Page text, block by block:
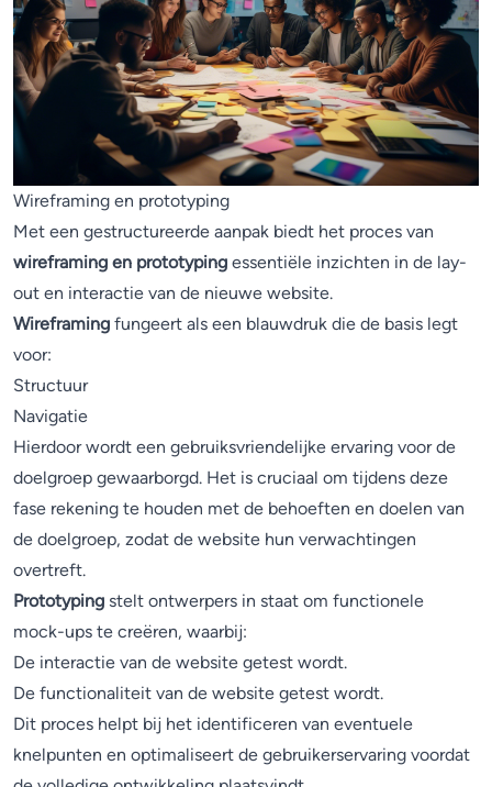
Wireframing en prototyping
Met een gestructureerde aanpak biedt het proces van
wireframing en prototyping essentiële inzichten in de lay-
out en interactie van de nieuwe website.
Wireframing fungeert als een blauwdruk die de basis legt
voor:
Structuur
Navigatie
Hierdoor wordt een gebruiksvriendelijke ervaring voor de
doelgroep gewaarborgd. Het is cruciaal om tijdens deze
fase rekening te houden met de behoeften en doelen van
de doelgroep, zodat de website hun verwachtingen
overtreft.
Prototyping stelt ontwerpers in staat om functionele
mock-ups te creëren, waarbij:
De interactie van de website getest wordt.
De functionaliteit van de website getest wordt.
Dit proces helpt bij het identificeren van eventuele
knelpunten en optimaliseert de gebruikerservaring voordat